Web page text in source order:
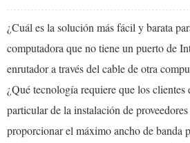
¿Cuál es la solución más fácil y barata
computadora que no tiene un puerto de
enrutador a través del cable de otra
¿Qué tecnología requiere que los clientes
particular de la instalación de
proporcionar el máximo ancho de banda